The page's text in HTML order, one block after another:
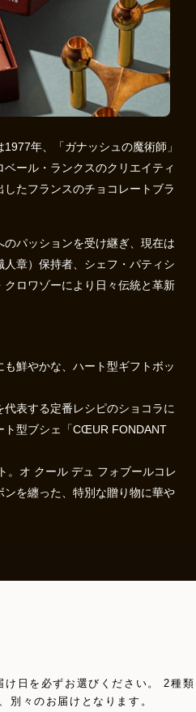
年、「ガナッシュの魔術師」
ール・ランクスのクリエイティ
たフランスのチョコレートブラ
パッションを受け継ぎ、現在は
章）保持者、シェフ・パティシ
ロワゾーにより日々伝統と革新
鮮やかな、ハート型ギフトボッ
表する定番レシピのショコラに
ト型ブシェ「CŒUR FONDANT
。オ クール デュ フォブールコレ
を纏った、特別な贈り物に華や
日を必ずお選びください。 2種類
別々のお届けとなります。